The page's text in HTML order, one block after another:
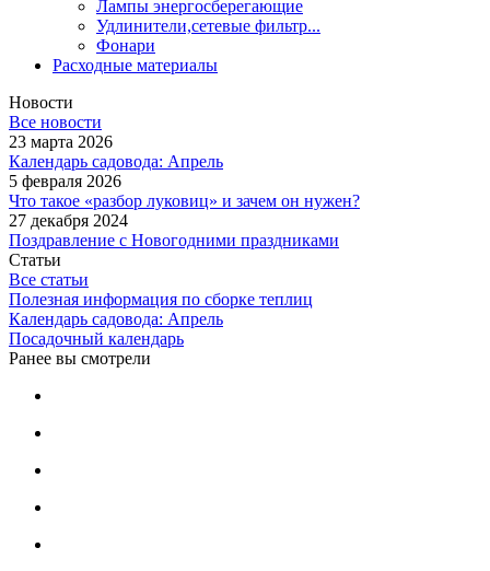
Лампы энергосберегающие
Удлинители,сетевые фильтр...
Фонари
Расходные материалы
Новости
Все новости
23 марта 2026
Календарь садовода: Апрель
5 февраля 2026
Что такое «разбор луковиц» и зачем он нужен?
27 декабря 2024
Поздравление с Новогодними праздниками
Статьи
Все статьи
Полезная информация по сборке теплиц
Календарь садовода: Апрель
Посадочный календарь
Ранее вы смотрели